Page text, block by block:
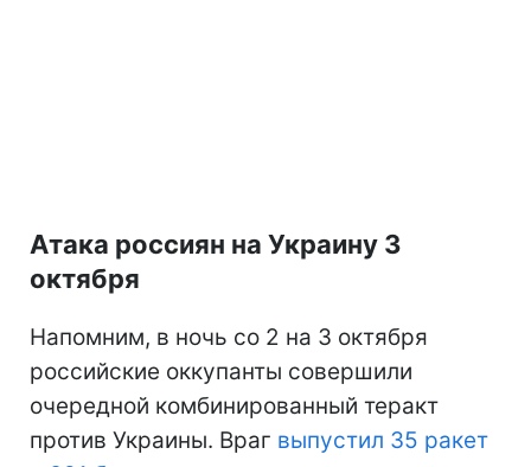
Атака россиян на Украину 3
октября
Напомним, в ночь со 2 на 3 октября
российские оккупанты совершили
очередной комбинированный теракт
против Украины. Враг выпустил 35 ракет